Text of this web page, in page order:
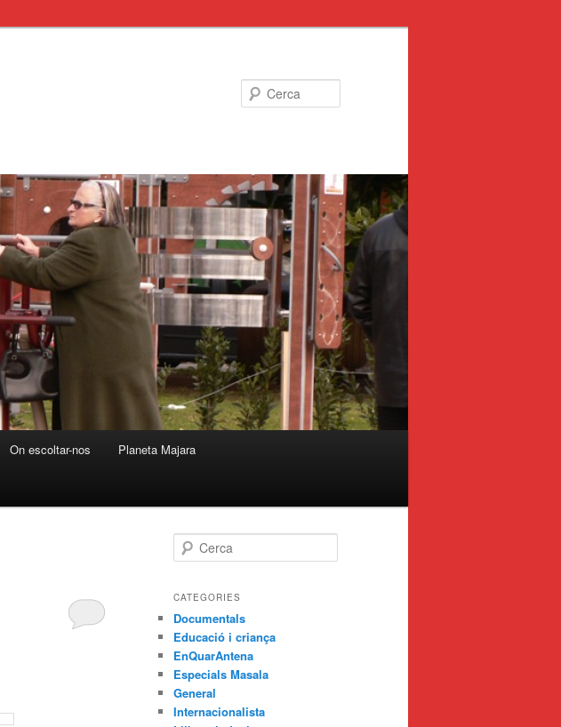
On escoltar-nos Planeta Majara
e
c
CATEGORIES
Documentals
Educació i criança
EnQuarAntena
Especials Masala
General
Internacionalista